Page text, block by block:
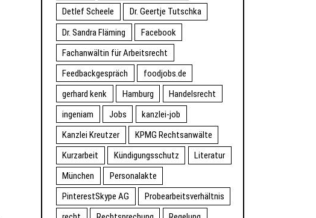
Detlef Scheele
Dr. Geertje Tutschka
Dr. Sandra Fläming
Facebook
Fachanwältin für Arbeitsrecht
Feedbackgespräch
foodjobs.de
gerhard kenk
Hamburg
Handelsrecht
ingeniam
Jobs
kanzlei-job
Kanzlei Kreutzer
KPMG Rechtsanwälte
Kurzarbeit
Kündigungsschutz
Literatur
München
Personalakte
PinterestSkype AG
Probearbeitsverhältnis